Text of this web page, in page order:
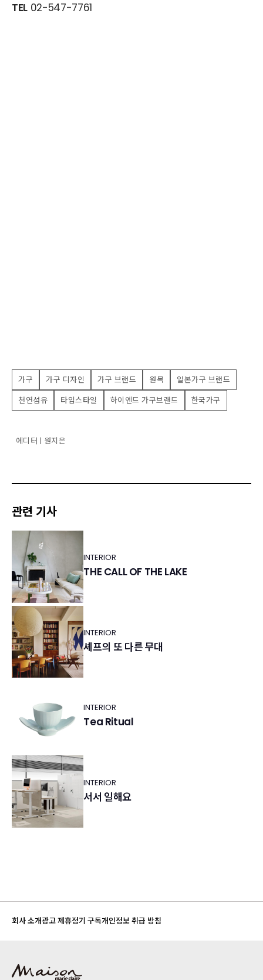
TEL02-547-7761
가구 가구 디자인 가구 브랜드 원목
일본가구 브랜드
천연섬유
타임스타일 하이엔드 가구브랜드 한국가구
에디터 | 원지은
관련 기사
INTERIOR
THE CALL OF THE LAKE
INTERIOR
셰프의 또 다른 무대
INTERIOR
Tea Ritual
INTERIOR
서서 일해요
회사 소개광고 제휴정기 구독개인정보 취급 방침